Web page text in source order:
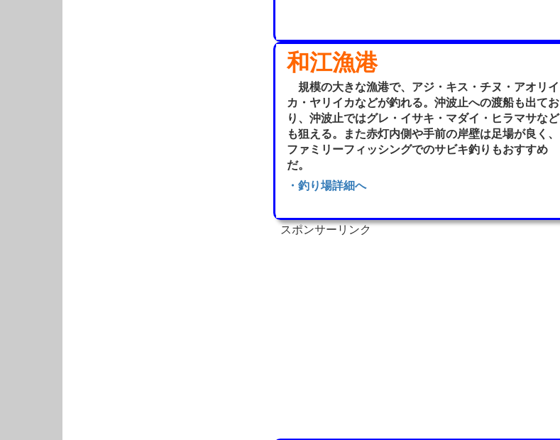
和江漁港
規模の大きな漁港で、アジ・キス・チヌ・アオリイ
カ・ヤリイカなどが釣れる。沖波止への渡船も出てお
り、沖波止ではグレ・イサキ・マダイ・ヒラマサなど
も狙える。また赤灯内側や手前の岸壁は足場が良く、
ファミリーフィッシングでのサビキ釣りもおすすめ
だ。
・釣り場詳細へ
スポンサーリンク